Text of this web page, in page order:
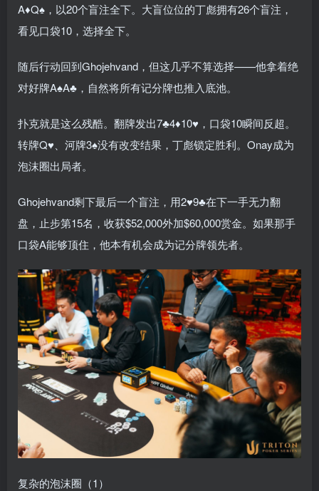
A♦Q♠，以20个盲注全下。大盲位位的丁彪拥有26个盲注，
看见口袋10，选择全下。
随后行动回到Ghojehvand，但这几乎不算选择——他拿着绝
对好牌A♠A♣，自然将所有记分牌也推入底池。
扑克就是这么残酷。翻牌发出7♣4♦10♥，口袋10瞬间反超。
转牌Q♥、河牌3♠没有改变结果，丁彪锁定胜利。Onay成为
泡沫圈出局者。
Ghojehvand剩下最后一个盲注，用2♥9♣在下一手无力翻
盘，止步第15名，收获$52,000外加$60,000赏金。如果那手
口袋A能够顶住，他本有机会成为记分牌领先者。
复杂的泡沫圈（1）